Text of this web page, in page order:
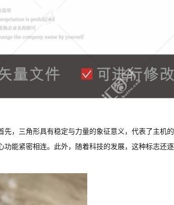
，三角形具有稳定与力量的象征意义，代表了主机
能紧密相连。此外，随着科技的发展，这种标志还